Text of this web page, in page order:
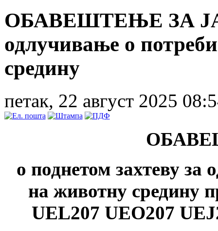
ОБАВЕШТЕЊЕ ЗА
одлучивање о
средину
петак, 22 август 2025
о поднетом захтеву за
на животну средину
UEL207 UEO207